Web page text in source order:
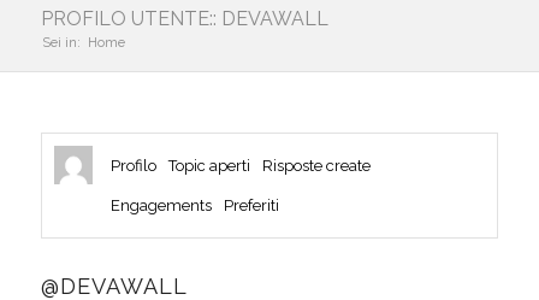
PROFILO UTENTE:: DEVAWALL
Sei in: Home
Profilo Topic aperti Risposte create
Engagements Preferiti
@DEVAWALL